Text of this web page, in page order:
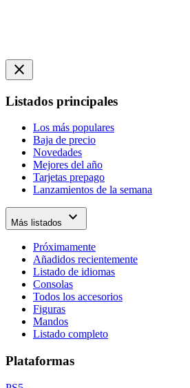
close
Listados principales
Los más populares
Baja de precio
Novedades
Mejores del año
Tarjetas prepago
Lanzamientos de la semana
Más listados expand_more
Próximamente
Añadidos recientemente
Listado de idiomas
Consolas
Todos los accesorios
Figuras
Mandos
Listado completo
Plataformas